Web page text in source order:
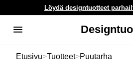
Löydä designtuotteet
Etusivu>Tuotteet>Puutarha